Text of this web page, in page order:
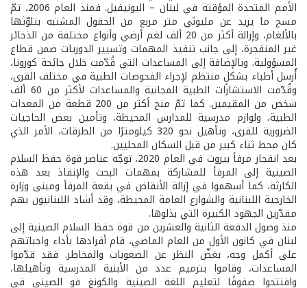
الأمم المتحدة المؤقتة في لبنان – اليونيفيل. فمنذ العام 2006، تمّ
مسح ما يزيد عن مليونَي متر مربع من الحقول المشتبه بتلوّثها
بالألغام، وإزالة أكثر من 20 ألف لغم أرضي وأنواع مختلفة من الذخائر
غير المنفجرة، إلى جانب تنفيذ المهمات وتسيير الدوريات ضمن قطاع
المسؤولية. وبالإضافة إلى المساعدات التي قُدّمت خلال جائحة كورونا،
أُرسل أطباء بشكلٍ منتظم لإجراء الفحوصات الطبية في مختلف القرى،
وقُدّمت الاستشارات الطبية المجانية والمساعدات لأكثر من 60 ألف
شخص من المقيمين. كما تمّ منح أكثر من 200 قطعة من المعدات
الطبية، ولوازم مدرسية للمدارس المحيطة، وتأمين بعض الحاجيات
الضرورية للقرى، وتأهيل نحو 320 كيلومترًا من الطرقات، الأمر الذي
كان محط ثناء كبير من قبل السكان المحليين.
بعد انفجار مرفأ بيروت في العام 2020، توجّه عناصر قوة حفظ السلام
الصينية إلى المرفأ للمشاركة بمهمات البحث والإنقاذ بعد هذه
الكارثة، كما أسهموا في إزالة الأنقاض في بقعة المرفأ ومبنى وزارة
الخارجية اللبنانية والشوارع العامة المحيطة، وقد أشاد اللبنانيون بهم
مقدّرين الجهود الكبيرة التي بذلوها.
منذ وصول الدفعة الثانية والعشرين من قوة حفظ السلام الصينية إلى
لبنان في كانون الأول من العام الماضي، قام أفرادها بأداء واجباتهم
على أكمل وجه، بغضّ النظر عن الصعوبات والمخاطر. فقد قدّموا
المساعدات، وقاموا بترميم عدد من الأبنية المدرسية وتأهيلها،
وافتتحوا صفوفًا لتعليم اللغة الصينية والكونغ فو الصيني في